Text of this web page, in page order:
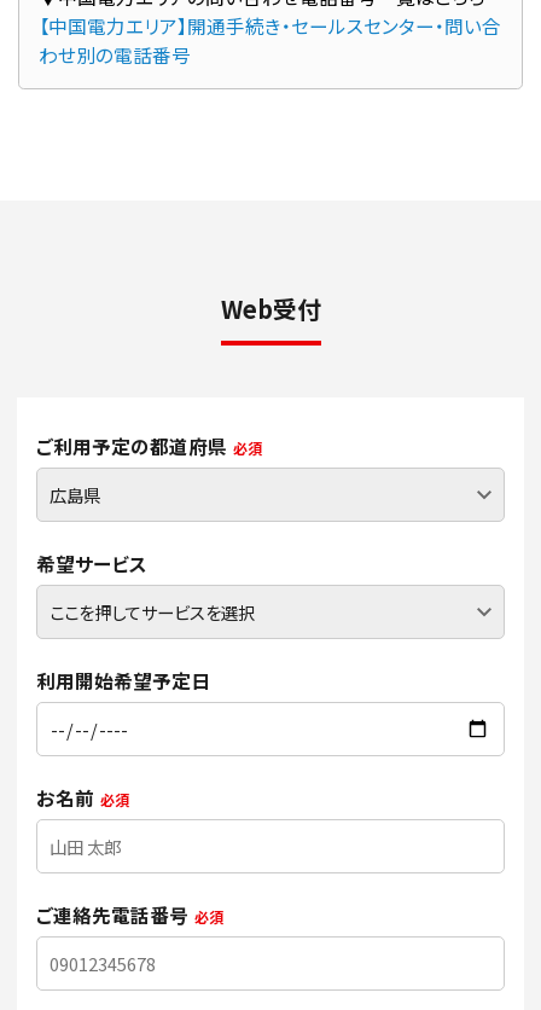
【中国電力エリア】開通手続き・セールスセンター・問い合
わせ別の電話番号
Web受付
ご利用予定の都道府県 必須
希望サービス
利用開始希望予定日
お名前 必須
ご連絡先電話番号 必須